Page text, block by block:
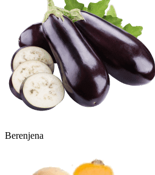
Berenjena